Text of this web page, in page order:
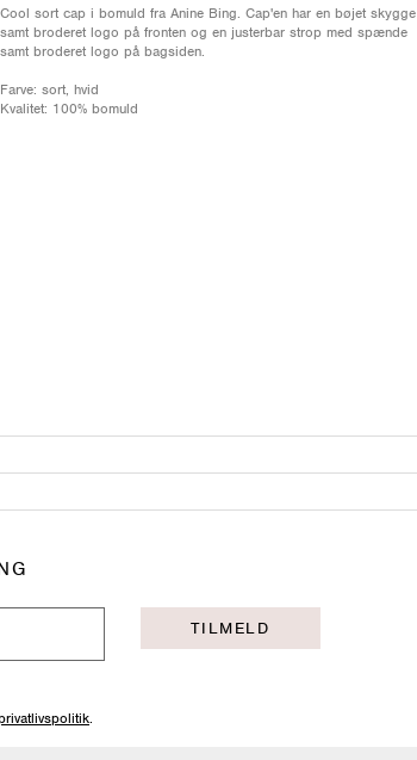
Cool sort cap i bomuld fra Anine Bing. Cap'en har en bøjet skygge
samt broderet logo på fronten og en justerbar strop med spænde
samt broderet logo på bagsiden.
Farve: sort, hvid
Kvalitet: 100% bomuld
TILMELD
.